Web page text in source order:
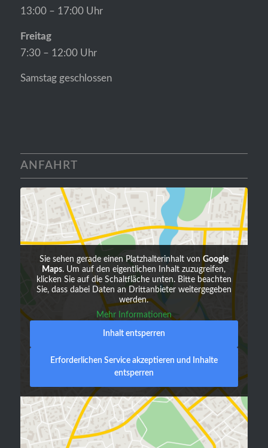
13:00 – 17:00 Uhr
Freitag
7:30 – 12:00 Uhr
Samstag geschlossen
ANFAHRT
Sie sehen gerade einen Platzhalterinhalt von Google
Maps. Um auf den eigentlichen Inhalt zuzugreifen,
klicken Sie auf die Schaltfläche unten. Bitte beachten
Sie, dass dabei Daten an Drittanbieter weitergegeben
werden.
Mehr Informationen
Inhalt entsperren
Erforderlichen Service akzeptieren und Inhalte
entsperren